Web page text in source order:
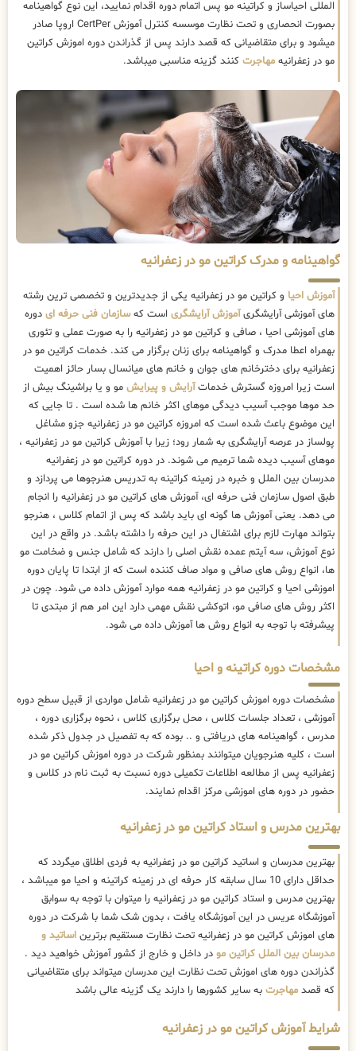
المللی احیاساز و کراتینه مو پس اتمام دوره اقدام نمایید، این نوع گواهینامه
بصورت انحصاری و تحت نظارت موسسه کنترل آموزش CertPer اروپا صادر
میشود و برای متقاضیانی که قصد دارند پس از گذراندن دوره اموزش کراتین
مو در زعفرانیه مهاجرت کنند گزینه مناسبی میباشد.
گواهینامه و مدرک کراتین مو در زعفرانیه
آموزش احیا و کراتین مو در زعفرانیه یکی از جدیدترین و تخصصی ترین رشته
های آموزشی آرایشگریآموزش آرایشگری است کهسازمان فنی حرفه ای دوره
های آموزشی احیا ، صافی و کراتین مو در زعفرانیه را به صورت عملی و تئوری
بهمراه اعطا مدرک و گواهینامه برای زنان برگزار می کند. خدمات کراتین مو در
زعفرانیه برای دخترخانم های جوان و خانم های میانسال بسار حائز اهمیت
است زیرا امروزه گسترش خدماتآرایش و پیرایش مو و یا براشینگ بیش از
حد موها موجب آسیب دیدگی موهای اکثر خانم ها شده است . تا جایی که
این موضوع باعث شده است که امروزه کراتین مو در زعفرانیه جزو مشاغل
پولساز در عرصه آرایشگری به شمار رود؛ زیرا با آموزش کراتین مو در زعفرانیه ،
موهای آسیب دیده شما ترمیم می شوند. در دوره کراتین مو در زعفرانیه
مدرسان بین الملل و خبره در زمینه کراتینه به تدریس هنرجوها می پردازد و
طبق اصول سازمان فنی حرفه ای، آموزش های کراتین مو در زعفرانیه را انجام
می دهد. یعنی آموزش ها گونه ای باید باشد که پس از اتمام کلاس ، هنرجو
بتواند مهارت لازم برای اشتغال در این حرفه را داشته باشد. در واقع در این
نوع آموزش، سه آیتم عمده نقش اصلی را دارند که شامل جنس و ضخامت مو
ها، انواع روش های صافی و مواد صاف کننده است که از ابتدا تا پایان دوره
اموزشی احیا و کراتین مو در زعفرانیه همه موارد آموزش داده می شود. چون در
اکثر روش های صافی مو، اتوکشی نقش مهمی دارد این امر هم از مبتدی تا
پیشرفته با توجه به انواع روش ها آموزش داده می شود.
مشخصات دوره کراتینه و احیا
مشخصات دوره اموزش کراتین مو در زعفرانیه شامل مواردی از قبیل سطح دوره
آموزشی ، تعداد جلسات کلاس ، محل برگزاری کلاس ، نحوه برگزاری دوره ،
مدرس ، گواهینامه های دریافتی و .. بوده که به تفصیل در جدول ذکر شده
است ، کلیه هنرجویان میتوانند بمنظور شرکت در دوره اموزش کراتین مو در
زعفرانیه پس از مطالعه اطلاعات تکمیلی دوره نسبت به ثبت نام در کلاس و
حضور در دوره های اموزشی مرکز اقدام نمایند.
بهترین مدرس و استاد کراتین مو در زعفرانیه
بهترین مدرسان و اساتید کراتین مو در زعفرانیه به فردی اطلاق میگردد که
حداقل دارای 10 سال سابقه کار حرفه ای در زمینه کراتینه و احیا مو میباشد ،
بهترین مدرس و استاد کراتین مو در زعفرانیه را میتوان با توجه به سوابق
آموزشگاه عریس در این آموزشگاه یافت ، بدون شک شما با شرکت در دوره
های اموزش کراتین مو در زعفرانیه تحت نظارت مستقیم برترین اساتید و
مدرسان بین الملل کراتین مو در داخل و خارج از کشور آموزش خواهید دید .
گذراندن دوره های اموزش تحت نظارت این مدرسان میتواند برای متقاضیانی
که قصد مهاجرت به سایر کشورها را دارند یک گزینه عالی باشد
شرایط آموزش کراتین مو در زعفرانیه